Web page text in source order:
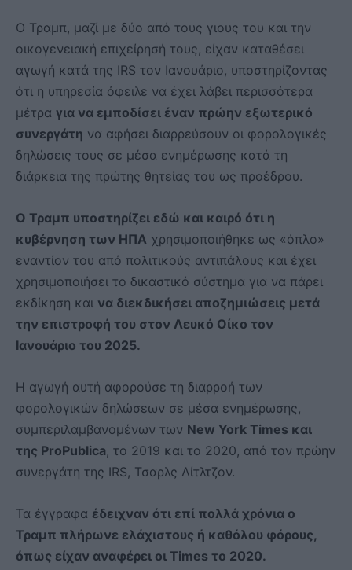
Ο Τραμπ, μαζί με δύο από τους γιους του και την
οικογενειακή επιχείρησή τους, είχαν καταθέσει
αγωγή κατά της IRS τον Ιανουάριο, υποστηρίζοντας
ότι η υπηρεσία όφειλε να έχει λάβει περισσότερα
μέτρα για να εμποδίσει έναν πρώην εξωτερικό
συνεργάτη να αφήσει διαρρεύσουν οι φορολογικές
δηλώσεις τους σε μέσα ενημέρωσης κατά τη
διάρκεια της πρώτης θητείας του ως προέδρου.
Ο Τραμπ υποστηρίζει εδώ και καιρό ότι η
κυβέρνηση των ΗΠΑ χρησιμοποιήθηκε ως «όπλο»
εναντίον του από πολιτικούς αντιπάλους και έχει
χρησιμοποιήσει το δικαστικό σύστημα για να πάρει
εκδίκηση και να διεκδικήσει αποζημιώσεις μετά
την επιστροφή του στον Λευκό Οίκο τον
Ιανουάριο του 2025.
Η αγωγή αυτή αφορούσε τη διαρροή των
φορολογικών δηλώσεων σε μέσα ενημέρωσης,
συμπεριλαμβανομένων των New York Times και
της ProPublica, το 2019 και το 2020, από τον πρώην
συνεργάτη της IRS, Τσαρλς Λίτλτζον.
Τα έγγραφα έδειχναν ότι επί πολλά χρόνια ο
Τραμπ πλήρωνε ελάχιστους ή καθόλου φόρους,
όπως είχαν αναφέρει οι Times το 2020.